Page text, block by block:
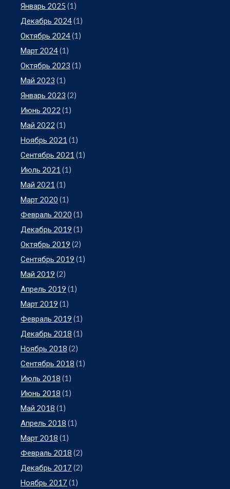
Январь 2025 (1)
Декабрь 2024(1)
Октябрь 2024(1)
Март 2024(1)
Октябрь 2023 (1)
Май 2023 (1)
Январь 2023 (2)
Июнь 2022 (1)
Май 2022 (1)
Ноябрь 2021 (1)
Сентябрь 2021 (1)
Июль 2021 (1)
Май 2021 (1)
Март 2020 (1)
Февраль 2020 (1)
Декабрь 2019 (1)
Октябрь 2019 (2)
Сентябрь 2019 (1)
Май 2019 (2)
Апрель 2019 (1)
Март 2019 (1)
Февраль 2019 (1)
Декабрь 2018 (1)
Ноябрь 2018 (2)
Сентябрь 2018 (1)
Июль 2018 (1)
Июнь 2018 (1)
Май 2018 (1)
Апрель 2018 (1)
Март 2018 (1)
Февраль 2018 (2)
Декабрь 2017 (2)
Ноябрь 2017 (1)